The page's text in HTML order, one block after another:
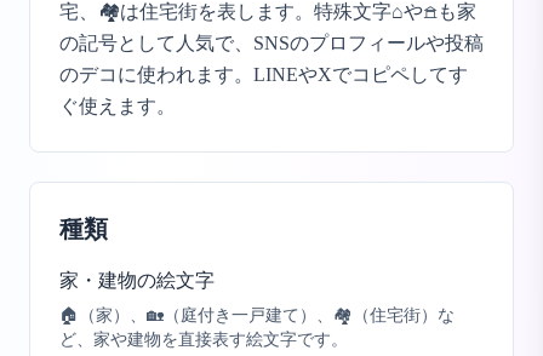
宅、🏘️は住宅街を表します。特殊文字⌂や𖠿も家
の記号として人気で、SNSのプロフィールや投稿
のデコに使われます。LINEやXでコピペしてす
ぐ使えます。
種類
家・建物の絵文字
🏠（家）、🏡（庭付き一戸建て）、🏘️（住宅街）な
ど、家や建物を直接表す絵文字です。